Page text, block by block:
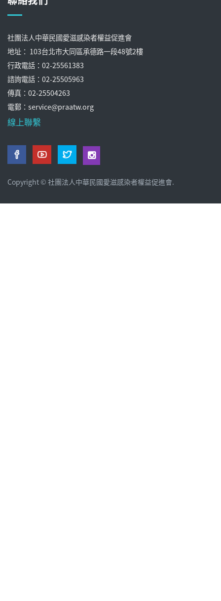
社團法人中華民國愛滋感染者權益促進會
地址： 103台北市大同區承德路一段48號2樓
行政電話：02-25561383
諮詢電話：02-25505963
傳真：02-25504263
電郵：service@praatw.org
線上聯繫
Copyright © 社團法人中華民國愛滋感染者權益促進會.